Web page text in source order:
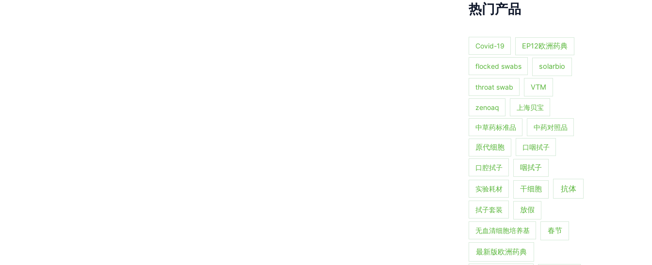
热门产品
Covid-19 EP12欧洲药典
flocked swabs solarbio
throat swab VTM
zenoaq 上海贝宝
中草药标准品 中药对照品
原代细胞 口咽拭子
口腔拭子 咽拭子
实验耗材 干细胞 抗体
拭子套装 放假
无血清细胞培养基 春节
最新版欧洲药典